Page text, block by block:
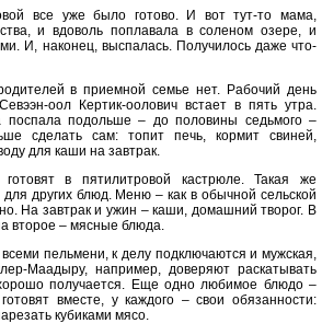
все уже было готово. И вот тут-то мама,
и вдоволь поплавала в соленом озере, и
И, наконец, выспалась. Получилось даже что-
в приемной семье нет. Рабочий день
оол Кертик-оолович встает в пять утра.
подольше – до половины седьмого –
сделать сам: топит печь, кормит свиней,
для каши на завтрак.
в пятилитровой кастрюле. Такая же
других блюд. Меню – как в обычной сельской
На завтрак и ужин – каши, домашний творог. В
второе – мясные блюда.
пельмени, к делу подключаются и мужская,
Маадыру, например, доверяют раскатывать
получается. Еще одно любимое блюдо –
вместе, у каждого – свои обязанности:
кубиками мясо.